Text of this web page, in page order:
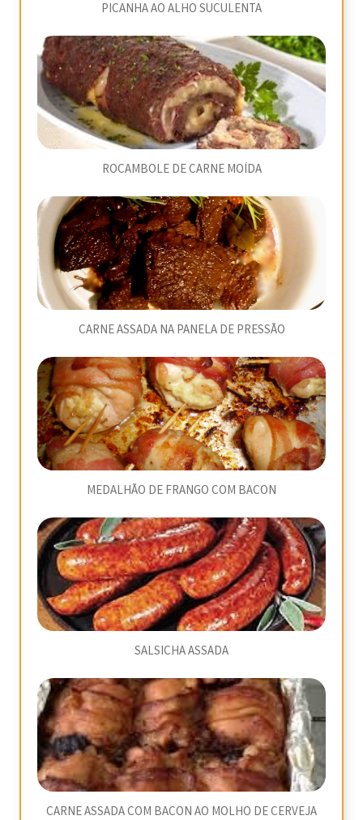
PICANHA AO ALHO SUCULENTA
ROCAMBOLE DE CARNE MOÍDA
CARNE ASSADA NA PANELA DE PRESSÃO
MEDALHÃO DE FRANGO COM BACON
SALSICHA ASSADA
CARNE ASSADA COM BACON AO MOLHO DE CERVEJA